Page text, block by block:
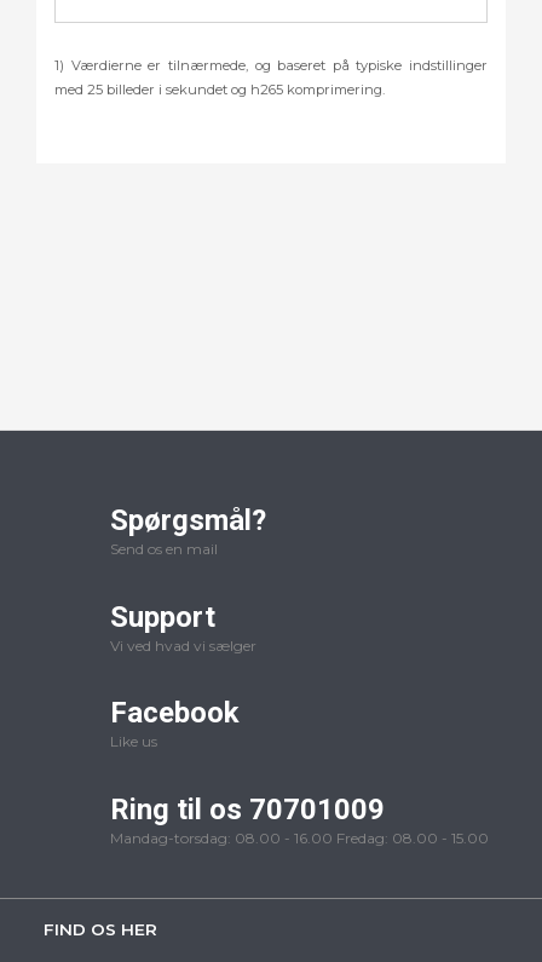
1) Værdierne er tilnærmede, og baseret på typiske indstillinger
med 25 billeder i sekundet og h265 komprimering.
Spørgsmål?
Send os en mail
Support
Vi ved hvad vi sælger
Facebook
Like us
Ring til os 70701009
Mandag-torsdag: 08.00 - 16.00 Fredag: 08.00 - 15.00
FIND OS HER